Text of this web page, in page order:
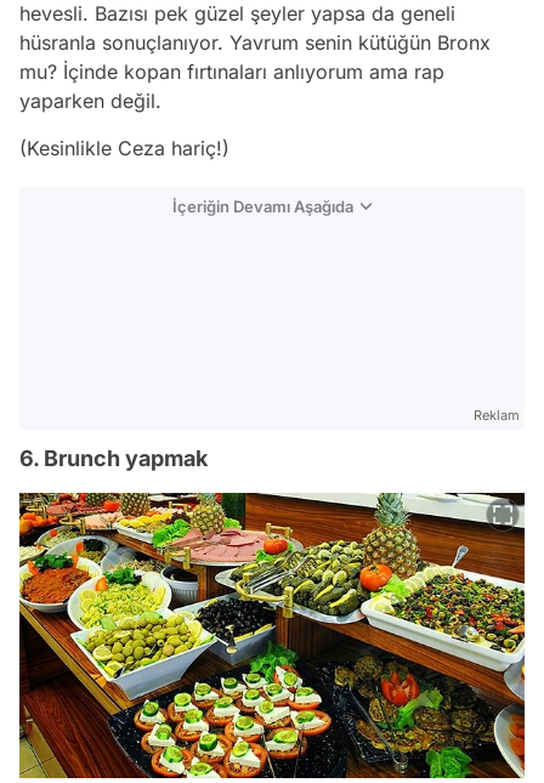
hevesli. Bazısı pek güzel şeyler yapsa da geneli
hüsranla sonuçlanıyor. Yavrum senin kütüğün Bronx
mu? İçinde kopan fırtınaları anlıyorum ama rap
yaparken değil.
(Kesinlikle Ceza hariç!)
İçeriğin Devamı Aşağıda
Reklam
6. Brunch yapmak